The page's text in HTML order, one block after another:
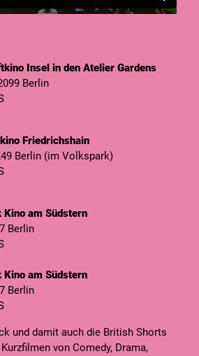
Insel in den Atelier Gardens
Berlin
Friedrichshain
Berlin (im Volkspark)
am Südstern
Berlin
am Südstern
Berlin
und damit auch die British Shorts
von Comedy, Drama,